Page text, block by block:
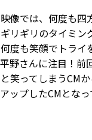
像では、何度も四
リギリのタイミン
度も笑顔でトライ
野さんに注目！前
笑ってしまうCM
ップしたCMとなっ